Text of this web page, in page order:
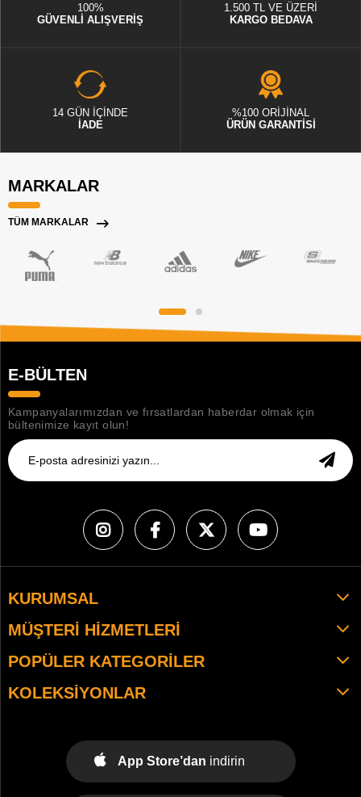
100%
GÜVENLİ ALIŞVERİŞ
1.500 TL VE ÜZERİ
KARGO BEDAVA
14 GÜN İÇİNDE
İADE
%100 ORİJİNAL
ÜRÜN GARANTİSİ
MARKALAR
TÜM MARKALAR
E-BÜLTEN
Kampanyalarımızdan ve fırsatlardan haberdar olmak için
bültenimize kayıt olun!
KURUMSAL
MÜŞTERI HIZMETLERI
POPÜLER KATEGORILER
KOLEKSIYONLAR
App Store’dan indirin